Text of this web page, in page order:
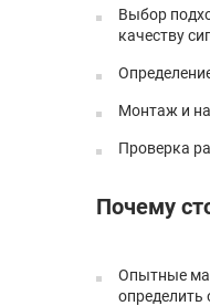
Выбор
качеству
Монтаж и
Проверка
Почему
Опытные
определить